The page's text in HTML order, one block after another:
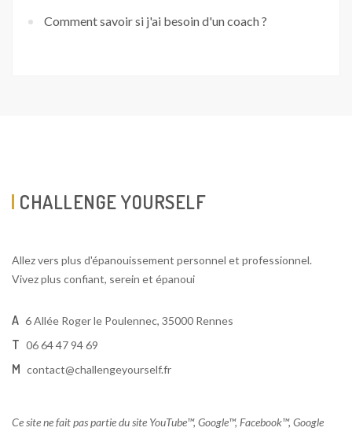
Comment savoir si j'ai besoin d'un coach ?
CHALLENGE YOURSELF
Allez vers plus d'épanouissement personnel et professionnel.
Vivez plus confiant, serein et épanoui
A 6 Allée Roger le Poulennec, 35000 Rennes
T 06 64 47 94 69
M contact@challengeyourself.fr
Ce site ne fait pas partie du site YouTube™, Google™, Facebook™, Google